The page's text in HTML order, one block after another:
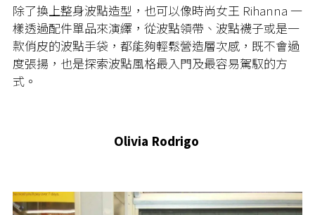
除了換上整身波點造型，也可以像時尚女王 Rihanna 一
樣透過配件單品來演繹，從波點領帶、波點襪子或是一
款俏皮的波點手袋，都能夠輕鬆營造層次感，既不會過
度張揚，也是探索波點風格最入門及最容易駕馭的方
式。
Olivia Rodrigo